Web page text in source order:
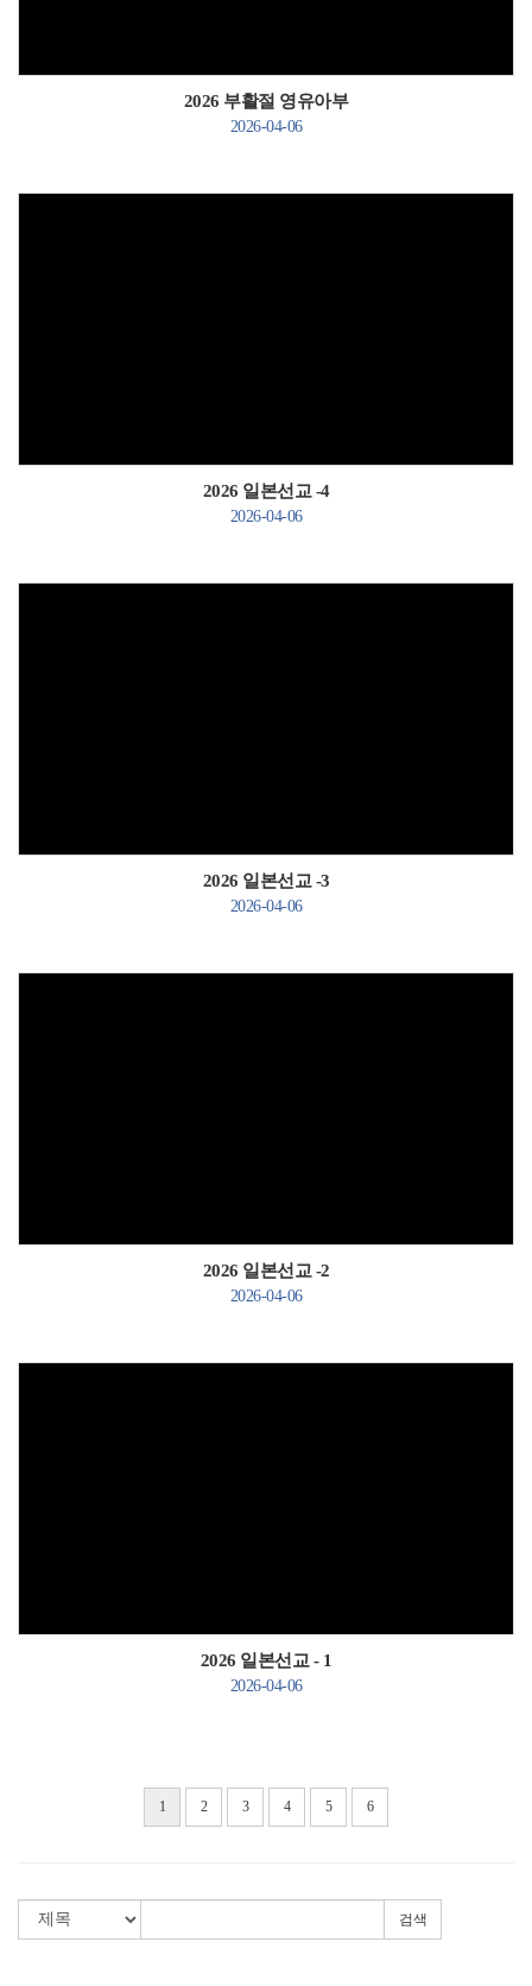
2026 부활절 영유아부
2026-04-06
2026 일본선교 -4
2026-04-06
2026 일본선교 -3
2026-04-06
2026 일본선교 -2
2026-04-06
2026 일본선교 - 1
2026-04-06
1 2 3 4 5 6
검색